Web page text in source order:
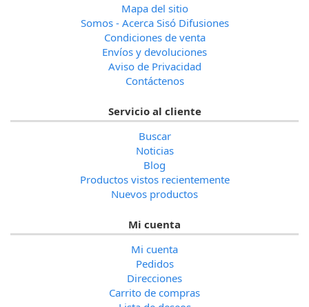
Mapa del sitio
Somos - Acerca Sisó Difusiones
Condiciones de venta
Envíos y devoluciones
Aviso de Privacidad
Contáctenos
Servicio al cliente
Buscar
Noticias
Blog
Productos vistos recientemente
Nuevos productos
Mi cuenta
Mi cuenta
Pedidos
Direcciones
Carrito de compras